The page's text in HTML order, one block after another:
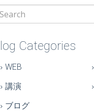
Categories
WEB
講演
ブログ